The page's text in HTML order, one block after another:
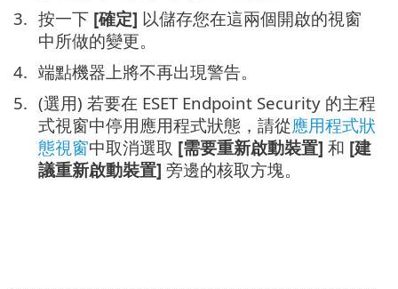
按一下 [確定] 以儲存您在這兩個開啟的視窗
中所做的變更。
端點機器上將不再出現警告。
(選用) 若要在 ESET Endpoint Security 的主程
式視窗中停用應用程式狀態，請從應用程式狀
態視窗中取消選取 [需要重新啟動裝置] 和 [建
議重新啟動裝置] 旁邊的核取方塊。